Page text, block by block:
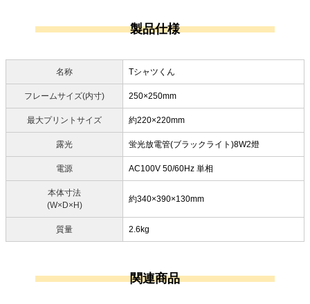
製品仕様
名称 Tシャツくん
フレームサイズ(内寸) 250×250mm
最大プリントサイズ 約220×220mm
露光 蛍光放電管(ブラックライト)8W2燈
電源 AC100V 50/60Hz 単相
本体寸法
(W×D×H)
約340×390×130mm
質量 2.6kg
関連商品